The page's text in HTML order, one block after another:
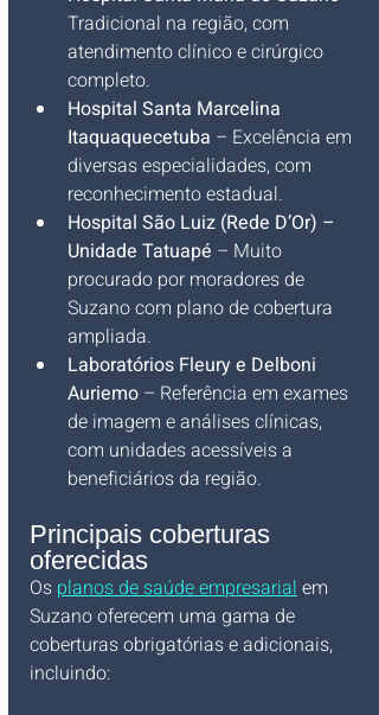
Tradicional na região, com
atendimento clínico e cirúrgico
completo.
Hospital Santa Marcelina
Itaquaquecetuba – Excelência em
diversas especialidades, com
reconhecimento estadual.
Hospital São Luiz (Rede D’Or) –
Unidade Tatuapé – Muito
procurado por moradores de
Suzano com plano de cobertura
ampliada.
Laboratórios Fleury e Delboni
Auriemo – Referência em exames
de imagem e análises clínicas,
com unidades acessíveis a
beneficiários da região.
Principais coberturas
oferecidas
Os planos de saúde empresarial em
Suzano oferecem uma gama de
coberturas obrigatórias e adicionais,
incluindo: